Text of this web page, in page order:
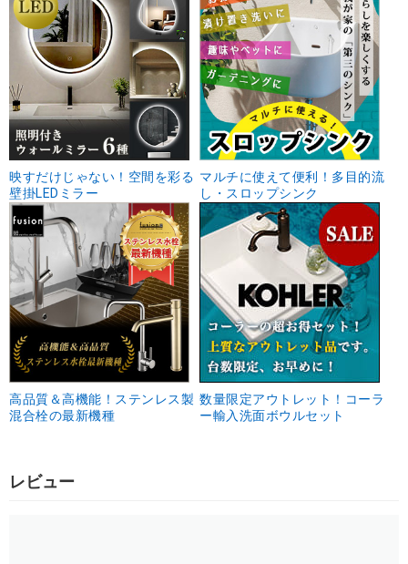
映すだけじゃない！空間を彩る
壁掛LEDミラー
マルチに使えて便利！多目的流
し・スロップシンク
高品質＆高機能！ステンレス製
混合栓の最新機種
数量限定アウトレット！コーラ
ー輸入洗面ボウルセット
レビュー